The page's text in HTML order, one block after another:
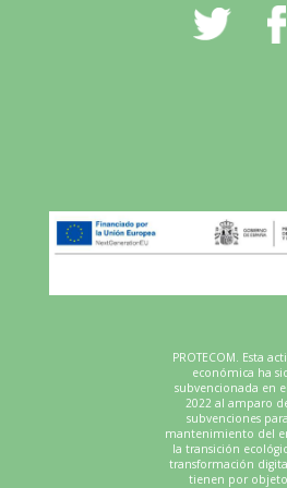
PROTECOM. Esta
económica ha
subvencionada en
2022 al amparo
subvenciones
mantenimiento del
la transición
transformación
tienen por